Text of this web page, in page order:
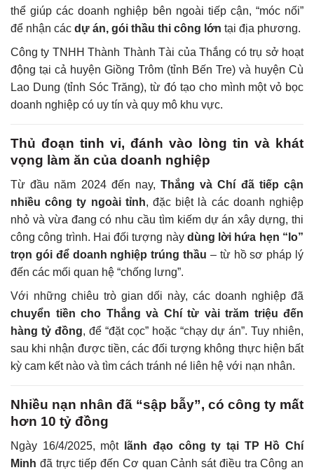
thể giúp các doanh nghiệp bên ngoài tiếp cận, “móc nối”
để nhận các dự án, gói thầu thi công lớn tại địa phương.
Công ty TNHH Thành Thành Tài của Thắng có trụ sở hoạt
động tại cả huyện Giồng Trôm (tỉnh Bến Tre) và huyện Cù
Lao Dung (tỉnh Sóc Trăng), từ đó tạo cho mình một vỏ bọc
doanh nghiệp có uy tín và quy mô khu vực.
Thủ đoạn tinh vi, đánh vào lòng tin và khát
vọng làm ăn của doanh nghiệp
Từ đầu năm 2024 đến nay,Thắng và Chí đã tiếp cận
nhiều công ty ngoài tỉnh, đặc biệt là các doanh nghiệp
nhỏ và vừa đang có nhu cầu tìm kiếm dự án xây dựng, thi
công công trình. Hai đối tượng này dùng lời hứa hẹn “lo”
trọn gói để doanh nghiệp trúng thầu – từ hồ sơ pháp lý
đến các mối quan hệ “chống lưng”.
Với những chiêu trò gian dối này, các doanh nghiệp đã
chuyển tiền cho Thắng và Chí từ vài trăm triệu đến
hàng tỷ đồng, để “đặt cọc” hoặc “chạy dự án”. Tuy nhiên,
sau khi nhận được tiền, các đối tượng không thực hiện bất
kỳ cam kết nào và tìm cách tránh né liên hệ với nạn nhân.
Nhiều nạn nhân đã “sập bẫy”, có công ty mất
hơn 10 tỷ đồng
Ngày 16/4/2025, một
lãnh đạo công ty tại TP Hồ Chí
Minh đã trực tiếp đến Cơ quan Cảnh sát điều tra Công an